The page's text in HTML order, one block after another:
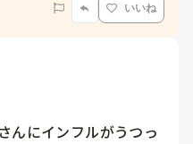
いいね
んにインフルがうつっ